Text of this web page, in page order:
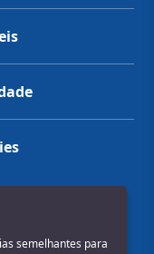
semelhantes para